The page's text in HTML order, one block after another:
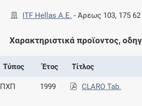
ITF Hellas Α.Ε. -Άρεως 103, 175
Χαρακτηριστικά προϊοντος,
Τύπος Έτος Τίτλος
ΠΧΠ 1999 CLARO Tab.